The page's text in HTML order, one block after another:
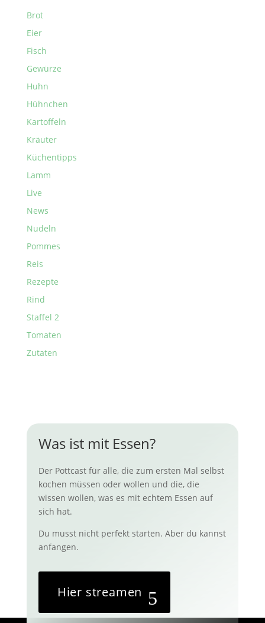
Brot
Eier
Fisch
Gewürze
Huhn
Hühnchen
Kartoffeln
Kräuter
Küchentipps
Lamm
Live
News
Nudeln
Pommes
Reis
Rezepte
Rind
Staffel 2
Tomaten
Zutaten
Was ist mit Essen?
Der Pottcast für alle, die zum ersten Mal selbst
kochen müssen oder wollen und die, die
wissen wollen, was es mit echtem Essen auf
sich hat.
Du musst nicht perfekt starten. Aber du kannst
anfangen.
Hier streamen